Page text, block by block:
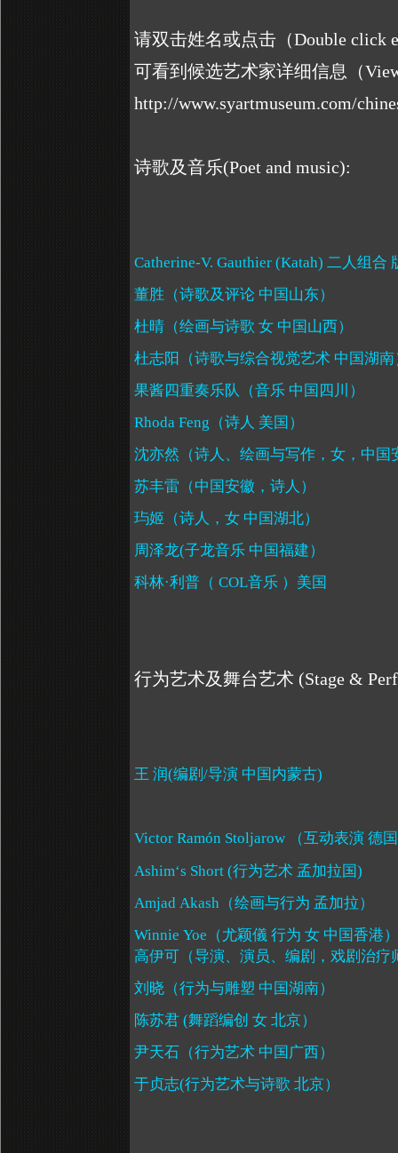
请双击姓名或点击（Double click
可看到候选艺术家详细信息（
http://www.syartmuseum.com/
诗歌及音乐(Poet and music):
Catherine-V. Gauthier (Katah) 二人组合
董胜（诗歌及评论 中国山东）
杜晴（绘画与诗歌 女 中国山西）
杜志阳（诗歌与综合视觉艺术 中国湖南
果酱四重奏乐队（音乐 中国四川）
Rhoda Feng （诗人 美国）
沈亦然（诗人、绘画与写作，女，中国
苏丰雷（中国安徽，诗人）
玙姬（诗人，女 中国湖北）
周泽龙(子龙音乐 中国福建）
科林·利普（ COL音乐 ）美国
行为艺术及舞台艺术 (Stage &
王 润(编剧 /导演 中国内蒙古)
Victor Ramón Stoljarow
（互动表演 德
Ashim‘s Short (行为艺术 孟加拉国)
Amjad Akash （绘画与行为 孟加拉）
Winnie Yoe （尤颖儀 行为 女 中国香港）
高伊可（导演、演员、编剧，戏剧治疗
刘晓（行为与雕塑 中国湖南）
陈苏君 (舞蹈编创 女 北京）
尹天石（行为艺术 中国广西）
于贞志(行为艺术与诗歌 北京）